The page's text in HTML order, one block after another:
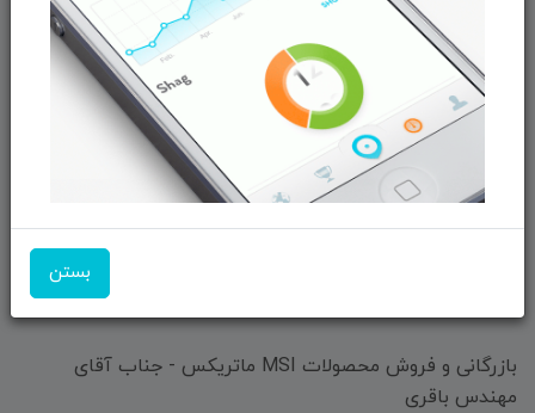
بستن
دعوت به همکاری
از تخفیف‌ها و جدیدترین‌های فروشگاه ما باخبر شوید:
ما را در شبکه‌های اجتماعی دنبال کنید:
بازرگانی و فروش محصولات MSI ماتریکس - جناب آقای
مهندس باقری